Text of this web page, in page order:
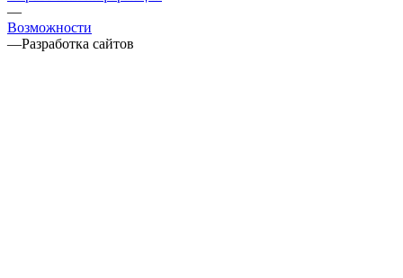
—
Возможности
—Разработка сайтов